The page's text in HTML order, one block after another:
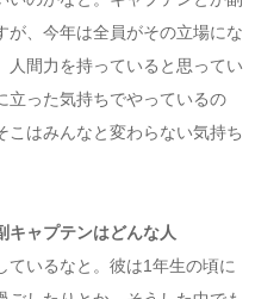
が、今年は全員がその立場にな
人間力を持っていると思ってい
立った気持ちでやっているの
こはみんなと変わらない気持ち
ャプテンはどんな人
ているなと。彼は1年生の頃に